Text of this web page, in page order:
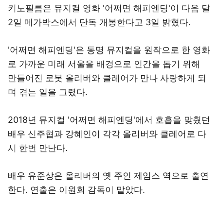
키노필름은 뮤지컬 영화 '어쩌면 해피엔딩'이 다음 달
2일 메가박스에서 단독 개봉한다고 3일 밝혔다.
'어쩌면 해피엔딩'은 동명 뮤지컬을 원작으로 한 영화
로 가까운 미래 서울을 배경으로 인간을 돕기 위해
만들어진 로봇 올리버와 클레어가 만나 사랑하게 되
며 겪는 일을 그렸다.
2018년 뮤지컬 '어쩌면 해피엔딩'에서 호흡을 맞췄던
배우 신주협과 강혜인이 각각 올리버와 클레어로 다
시 한번 만난다.
배우 유준상은 올리버의 옛 주인 제임스 역으로 출연
한다. 연출은 이원회 감독이 맡았다.